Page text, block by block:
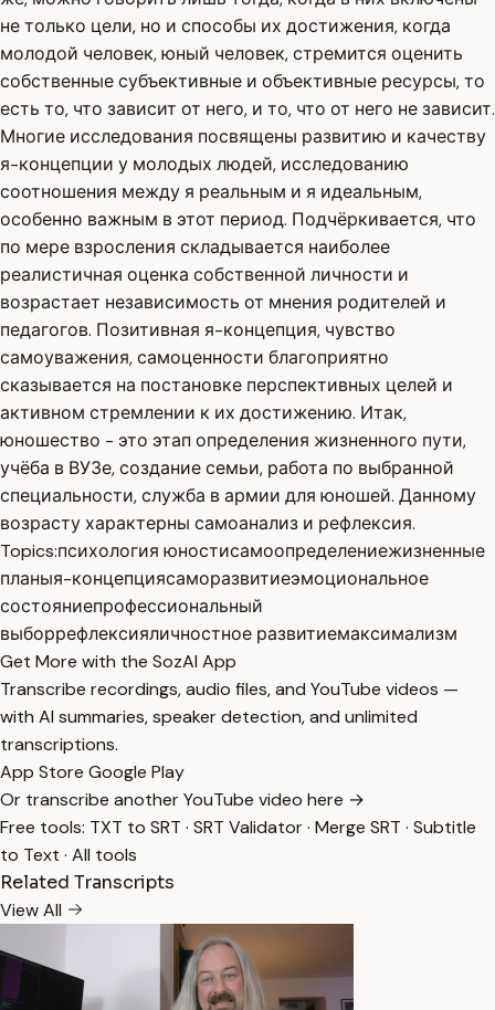
не только цели, но и способы их достижения, когда
молодой человек, юный человек, стремится оценить
собственные субъективные и объективные ресурсы, то
есть то, что зависит от него, и то, что от него не зависит.
Многие исследования посвящены развитию и качеству
я-концепции у молодых людей, исследованию
соотношения между я реальным и я идеальным,
особенно важным в этот период. Подчёркивается, что
по мере взросления складывается наиболее
реалистичная оценка собственной личности и
возрастает независимость от мнения родителей и
педагогов. Позитивная я-концепция, чувство
самоуважения, самоценности благоприятно
сказывается на постановке перспективных целей и
активном стремлении к их достижению. Итак,
юношество - это этап определения жизненного пути,
учёба в ВУЗе, создание семьи, работа по выбранной
специальности, служба в армии для юношей. Данному
возрасту характерны самоанализ и рефлексия.
Topics:психология юностисамоопределениежизненные
планыя-концепциясаморазвитиеэмоциональное
состояниепрофессиональный
выборрефлексияличностное развитиемаксимализм
Get More with the SozAI App
Transcribe recordings, audio files, and YouTube videos —
with AI summaries, speaker detection, and unlimited
transcriptions.
App Store Google Play
Or transcribe another YouTube video here →
Free tools: TXT to SRT · SRT Validator· Merge SRT · Subtitle
to Text · All tools
Related Transcripts
View All